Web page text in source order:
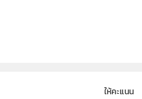
ให้คะแนน